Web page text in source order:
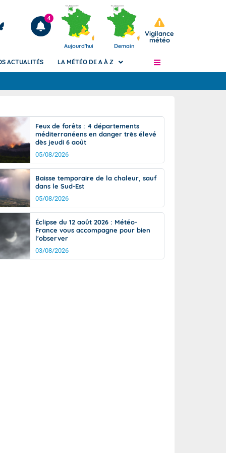
Articles
4
Aujourd'hui Demain
Vigilance
météo
de
Phénomènes dangereux de J+2 à J+7
Avertissement pluies intenses à l'échelle
des communes (Apic)
Bulletins Marine
Bulletins d'estimation du risque
d'avalanche
Météo des forêts
Vigicrues
ACTUALITÉS LA MÉTÉO DE A À Z
Feux de forêts : 4 départements
méditerranéens en danger très élevé
dès jeudi 6 août
05/08/2026
Baisse temporaire de la chaleur, sauf
dans le Sud-Est
05/08/2026
Éclipse du 12 août 2026 : Météo-
France vous accompagne pour bien
l'observer
03/08/2026